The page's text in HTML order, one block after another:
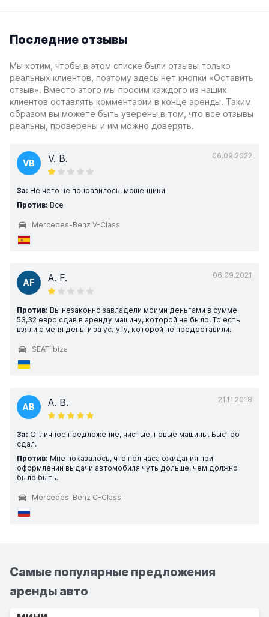
Последние отзывы
Мы хотим, чтобы в этом списке были отзывы только
реальных клиентов, поэтому здесь нет кнопки «Оставить
отзыв». Вместо этого мы просим каждого из наших
клиентов оставлять комментарии в конце аренды. Таким
образом вы можете быть уверены в том, что все отзывы
реальны, проверены и им можно доверять.
06.09.2022
VB V. B.
За: Не чего не понравилось, мошенники
Против: Все
Mercedes-Benz V-Class
06.09.2021
AF A. F.
Против: Вы незаконно завладели моими деньгами в сумме
53,32 евро сдав в аренду машину, которой не было. То есть
взяли с меня деньги за услугу, которой не предоставили.
SEAT Ibiza
21.11.2018
AB A. B.
За: Отличное предложение, чистые, новые машины. Быстро
сдал.
Против: Мне показалось, что пол часа ожидания при
оформлении выдачи автомобиля чуть дольше, чем должно
было быть.
Mercedes-Benz C-Class
Самые популярные предложения
аренды авто